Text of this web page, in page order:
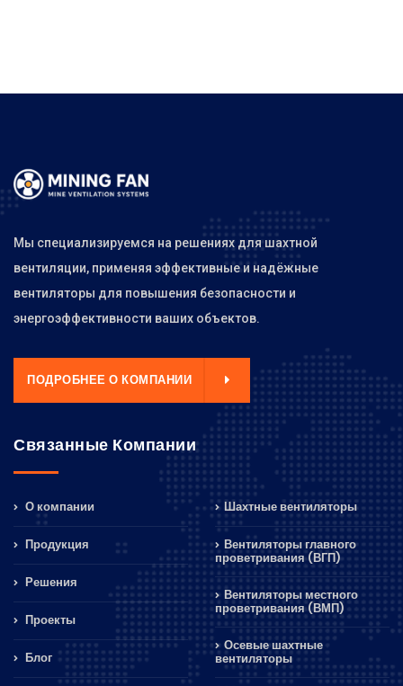
Мы специализируемся на решениях для шахтной
вентиляции, применяя эффективные и надёжные
вентиляторы для повышения безопасности и
энергоэффективности ваших объектов.
ПОДРОБНЕЕ О КОМПАНИИ
Связанные Компании
О компании
Продукция
Решения
Проекты
Блог
Шахтные вентиляторы
Вентиляторы главного
проветривания (ВГП)
Вентиляторы местного
проветривания (ВМП)
Осевые шахтные
вентиляторы